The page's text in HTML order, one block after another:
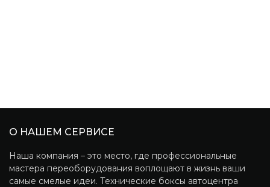
О НАШЕМ СЕРВИСЕ
Наша компания – это место, где профессиональные
мастера переоборудования воплощают в жизнь ваши
самые смелые идеи. Технические боксы автоцентра